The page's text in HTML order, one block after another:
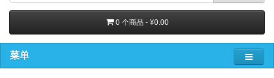
0 个商品 - ¥0.00
菜单